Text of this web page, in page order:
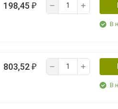
198,45 ₽
В
803,52 ₽
В